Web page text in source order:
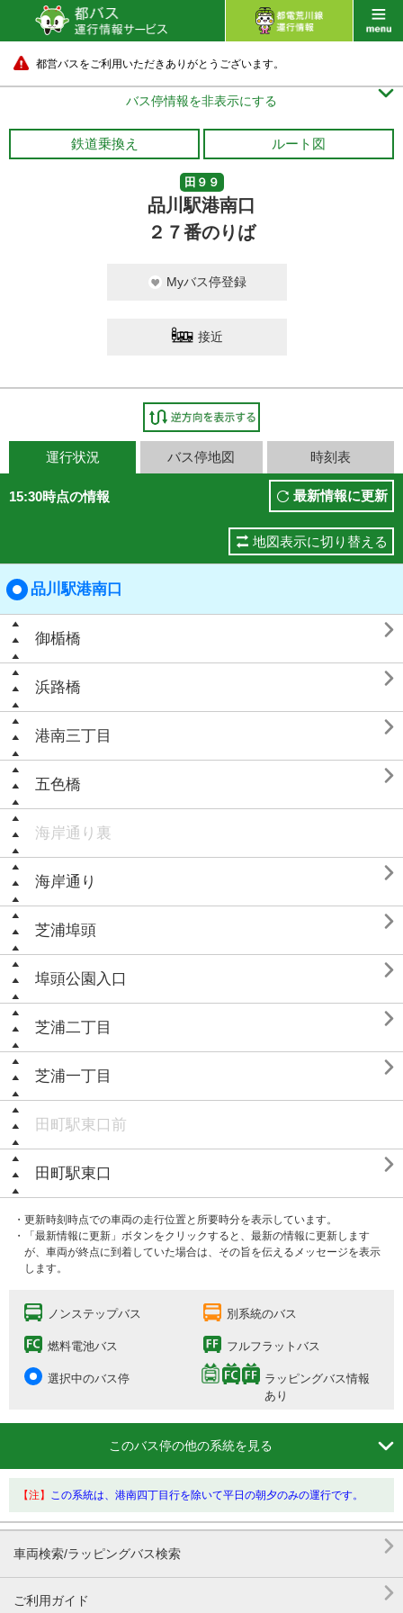
都営バスをご利用いただきありがとうございます。
バス停情報を非表示にする 
鉄道乗換え ルート図
田９９
品川駅港南口
２７番のりば
Myバス停登録
接近
運行状況 バス停地図 時刻表
15:30時点の情報 最新情報に更新
地図表示に切り替える
品川駅港南口
御楯橋 
浜路橋 
港南三丁目 
五色橋 
海岸通り裏
海岸通り 
芝浦埠頭 
埠頭公園入口 
芝浦二丁目 
芝浦一丁目 
田町駅東口前
田町駅東口 
・更新時刻時点での車両の走行位置と所要時分を表示しています。
・「最新情報に更新」ボタンをクリックすると、最新の情報に更新します
が、車両が終点に到着していた場合は、その旨を伝えるメッセージを表示
します。
ノンステップバス 別系統のバス
燃料電池バス フルフラットバス
選択中のバス停
ラッピングバス情報
あり
このバス停の他の系統を見る 
【注】 この系統は、港南四丁目行を除いて平日の朝夕のみの運行です。
車両検索/ラッピングバス検索 
ご利用ガイド 